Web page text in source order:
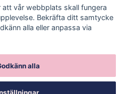
Skicka
vår webbplats skall fungera
Bekräfta ditt samtycke
alla eller anpassa via
alla